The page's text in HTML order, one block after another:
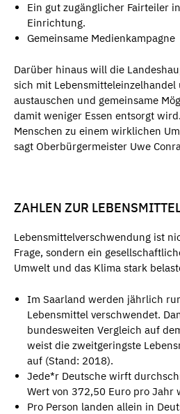
Ein gut zugänglicher Fairteiler
Einrichtung.
Gemeinsame Medienkampagne
Darüber hinaus will die
sich mit Lebensmitteleinzelhandel
austauschen und gemeinsame
damit weniger Essen entsorgt
Menschen zu einem wirklichen
sagt Oberbürgermeister Uwe
ZAHLEN ZUR
Lebensmittelverschwendung ist
Frage, sondern ein
Umwelt und das Klima stark
Im Saarland werden jährlich
Lebensmittel verschwendet.
bundesweiten Vergleich auf
weist die zweitgeringste
auf (Stand: 2018).
Jede*r Deutsche wirft
Wert von 372,50 Euro pro Jahr
Pro Person landen allein in